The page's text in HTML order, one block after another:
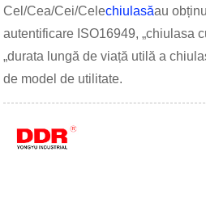
Cel/Cea/Cei/Celechiulasăau
autentificare ISO16949, „chiulasa
„durata lungă de viață utilă a
de model de utilitate.